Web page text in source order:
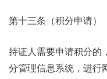
第十三条（积分申请）
持证人需要申请积分的
分管理信息系统，进行